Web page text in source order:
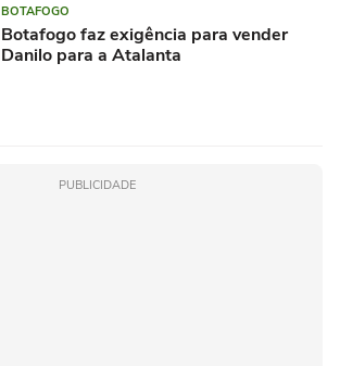
BOTAFOGO
Botafogo faz exigência para vender
Danilo para a Atalanta
PUBLICIDADE